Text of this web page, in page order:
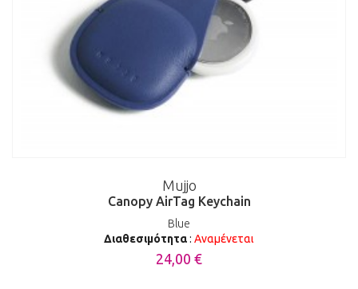
Mujjo
Canopy AirTag Keychain
Blue
Διαθεσιμότητα: Αναμένεται
24,00 €